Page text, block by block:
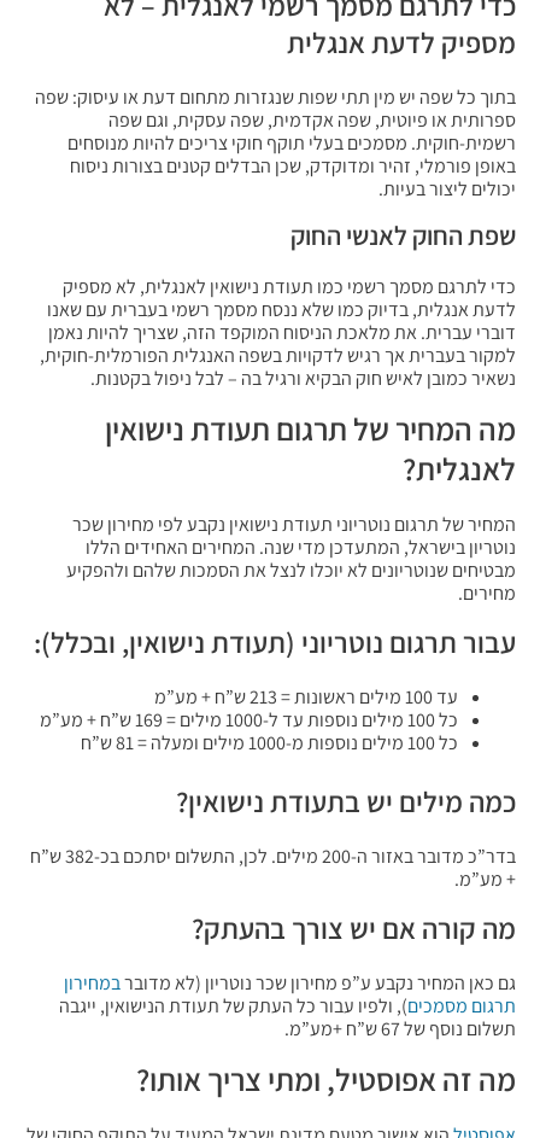
מספיק לדעת אנגלית
בתוך כל שפה יש מין תתי שפות שנגזרות מתחום דעת או עיסוק: שפה
ספרותית או פיוטית, שפה אקדמית, שפה עסקית, וגם שפה
רשמית-חוקית. מסמכים בעלי תוקף חוקי צריכים להיות מנוסחים
באופן פורמלי, זהיר ומדוקדק, שכן הבדלים קטנים בצורות ניסוח
יכולים ליצור בעיות.
שפת החוק לאנשי החוק
כדי לתרגם מסמך רשמי כמו תעודת נישואין לאנגלית, לא מספיק
לדעת אנגלית, בדיוק כמו שלא ננסח מסמך רשמי בעברית עם שאנו
דוברי עברית. את מלאכת הניסוח המוקפד הזה, שצריך להיות נאמן
למקור בעברית אך רגיש לדקויות בשפה האנגלית הפורמלית-חוקית,
נשאיר כמובן לאיש חוק הבקיא ורגיל בה – לבל ניפול בקטנות.
מה המחיר של תרגום תעודת נישואין
לאנגלית?
המחיר של תרגום נוטריוני תעודת נישואין נקבע לפי מחירון שכר
נוטריון בישראל, המתעדכן מדי שנה. המחירים האחידים הללו
מבטיחים שנוטריונים לא יוכלו לנצל את הסמכות שלהם ולהפקיע
מחירים.
עבור תרגום נוטריוני (תעודת נישואין, ובכלל):
עד 100 מילים ראשונות = 213 ש”ח + מע”מ
כל 100 מילים נוספות עד ל-1000 מילים = 169 ש”ח + מע”מ
כל 100 מילים נוספות מ-1000 מילים ומעלה = 81 ש”ח
כמה מילים יש בתעודת נישואין?
בדר”כ מדובר באזור ה-200 מילים. לכן, התשלום יסתכם בכ-382 ש”ח
+ מע”מ.
מה קורה אם יש צורך בהעתק?
גם כאן המחיר נקבע ע”פ מחירון שכר נוטריון (לא מדוברבמחירון
תרגום מסמכים), ולפיו עבור כל העתק של תעודת הנישואין, ייגבה
תשלום נוסף של 67 ש”ח +מע”מ.
מה זה אפוסטיל, ומתי צריך אותו?